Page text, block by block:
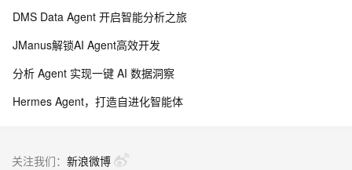
DMS Data Agent 开启智能分析之旅
JManus解锁AI Agent高效开发
分析 Agent 实现一键 AI 数据洞察
Hermes Agent，打造自进化智能体
关注我们： 新浪微博